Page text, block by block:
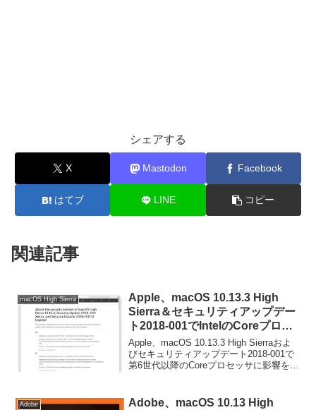
シェアする
X Mastodon Facebook
はてブ LINE コピー
関連記事
macOS High Sierra
Apple、macOS 10.13.3 High
Sierra＆セキュリティアップデー
ト2018-001でIntelのCoreプロセ
ッサなどが影響を受ける「Intel
ME」の脆弱性を修正。
Apple、macOS 10.13.3 High Sierraおよ
びセキュリティアップデート2018-001で
第6世代以降のCoreプロセッサに影響を及
Adobe
Adobe、macOS 10.13 High